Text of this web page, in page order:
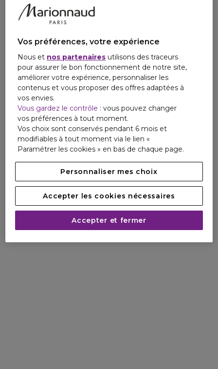
Vos préférences, votre expérience
Nous et nos partenaires utilisons des traceurs
pour assurer le bon fonctionnement de notre site,
améliorer votre expérience, personnaliser les
contenus et vous proposer des offres adaptées à
vos envies.
Vous gardez le contrôle : vous pouvez changer
vos préférences à tout moment.
Vos choix sont conservés pendant 6 mois et
modifiables à tout moment via le lien «
Paramétrer les cookies » en bas de chaque page.
Personnaliser mes choix
Accepter les cookies nécessaires
Accepter et fermer